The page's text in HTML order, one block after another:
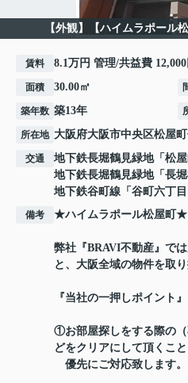
【外観】【ハイムラポール
賃料 8.1万円 管理/共益費 12,000
面積 30.00㎡
築年数 築13年
所在地 大阪府大阪市中央区松屋
交通 地下鉄長堀鶴見緑地「 松屋
地下鉄長堀鶴見緑地「 長
地下鉄谷町線 「 谷町六丁目
備考 ★ハイムラポール松屋町★
弊社『BRAVI不動産』で
と、大阪全域の物件を取
『当社の一押しポイント』
①お部屋探しをする際の
どをクリアにして頂くこと
優先にご対応致します。